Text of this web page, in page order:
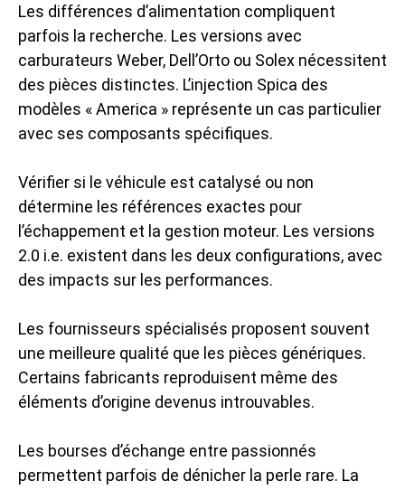
Les différences d’alimentation compliquent
parfois la recherche. Les versions avec
carburateurs Weber, Dell’Orto ou Solex nécessitent
des pièces distinctes. L’injection Spica des
modèles « America » représente un cas particulier
avec ses composants spécifiques.
Vérifier si le véhicule est catalysé ou non
détermine les références exactes pour
l’échappement et la gestion moteur. Les versions
2.0 i.e. existent dans les deux configurations, avec
des impacts sur les performances.
Les fournisseurs spécialisés proposent souvent
une meilleure qualité que les pièces génériques.
Certains fabricants reproduisent même des
éléments d’origine devenus introuvables.
Les bourses d’échange entre passionnés
permettent parfois de dénicher la perle rare. La